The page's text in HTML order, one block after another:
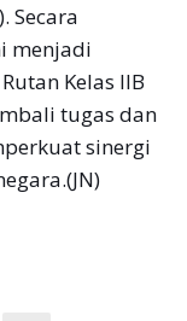
Secara
menjadi
Kelas IIB
tugas dan
sinergi